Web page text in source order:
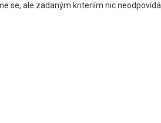
se, ale zadaným kriteriím nic neodpovídá.